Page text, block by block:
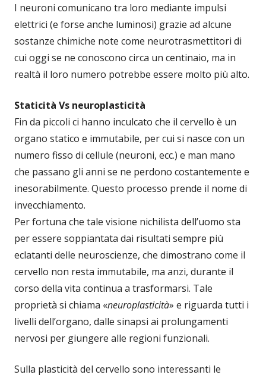
I neuroni comunicano tra loro mediante impulsi
elettrici (e forse anche luminosi) grazie ad alcune
sostanze chimiche note come neurotrasmettitori di
cui oggi se ne conoscono circa un centinaio, ma in
realtà il loro numero potrebbe essere molto più alto.
Staticità Vs neuroplasticità
Fin da piccoli ci hanno inculcato che il cervello è un
organo statico e immutabile, per cui si nasce con un
numero fisso di cellule (neuroni, ecc.) e man mano
che passano gli anni se ne perdono costantemente e
inesorabilmente. Questo processo prende il nome di
invecchiamento.
Per fortuna che tale visione nichilista dell’uomo sta
per essere soppiantata dai risultati sempre più
eclatanti delle neuroscienze, che dimostrano come il
cervello non resta immutabile, ma anzi, durante il
corso della vita continua a trasformarsi. Tale
proprietà si chiama «neuroplasticità» e riguarda tutti i
livelli dell’organo, dalle sinapsi ai prolungamenti
nervosi per giungere alle regioni funzionali.
Sulla plasticità del cervello sono interessanti le